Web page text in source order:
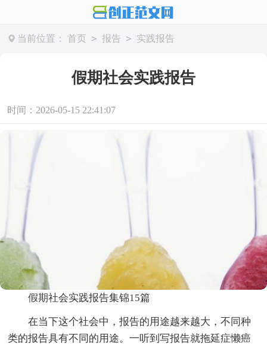
当前位置： 首页 > 报告 > 实践报告
假期社会实践报告
时间：2026-05-15 22:41:07
假期社会实践报告集锦15篇
在当下这个社会中，报告的用途越来越大，不同种
类的报告具有不同的用途。一听到写报告就拖延症懒癌